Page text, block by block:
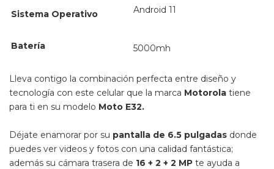
Sistema Operativo
Android 11
Batería 5000mh
Lleva contigo la combinación perfecta entre diseño y
tecnología con este celular que la marca Motorola tiene
para ti en su modelo Moto E32.
Déjate enamorar por su pantalla de 6.5 pulgadas donde
puedes ver videos y fotos con una calidad fantástica;
además su cámara trasera de 16 + 2 + 2 MP te ayuda a